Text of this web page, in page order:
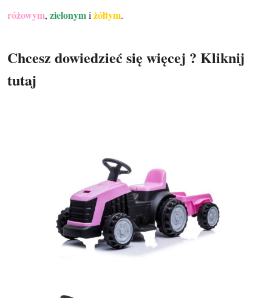
różowym, zielonymiżółtym.
Chcesz dowiedzieć się więcej ? Kliknij
tutaj